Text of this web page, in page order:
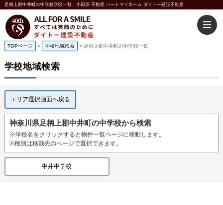
足柄上郡中井町の中学校学区一覧｜小田原 不動産 ハートマイホーム ダイトー建設不動産
TOPページ > 学校地域検索 > 足柄上郡中井町の中学校一覧
学校地域検索
エリア選択画面へ戻る
神奈川県足柄上郡中井町の中学校から検索
※学校名をクリックすると物件一覧ページに移動します。
※種別は移動先のページで選択できます。
中井中学校